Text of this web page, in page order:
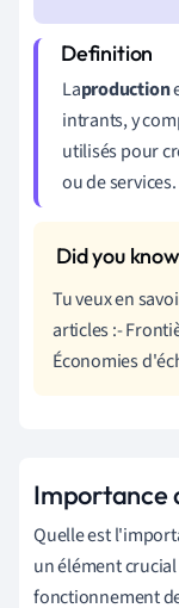
Laproduction
intrants, y
utilisés pour
ou de services.
Tu veux en
articles :-
Économies
Importance
Quelle est
un élément
fonctionnement